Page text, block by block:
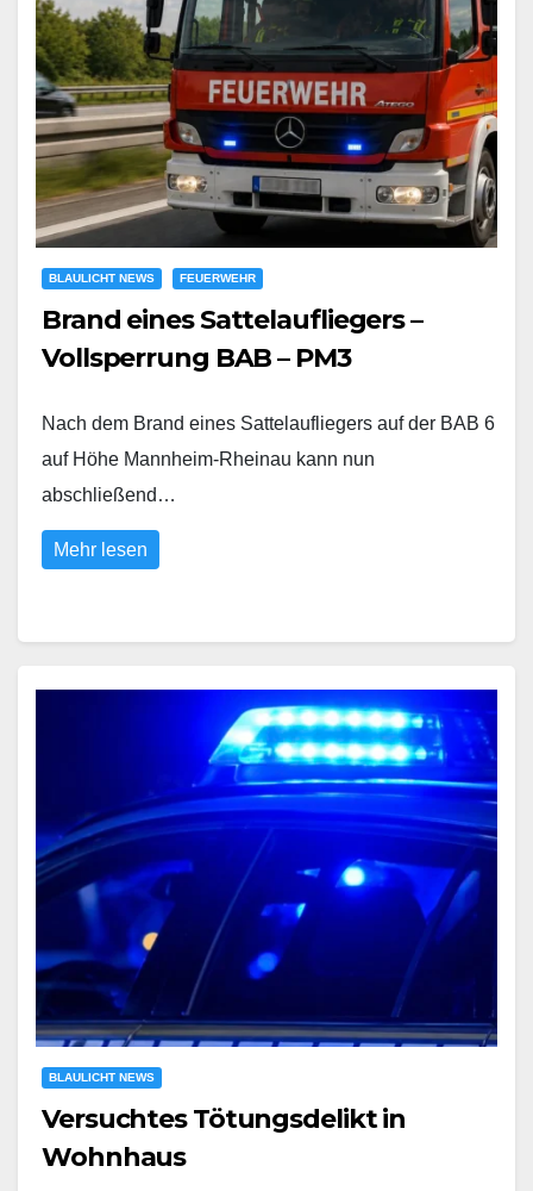
BLAULICHT NEWS FEUERWEHR
Brand eines Sattelaufliegers –
Vollsperrung BAB – PM3
Nach dem Brand eines Sattelaufliegers auf der BAB 6
auf Höhe Mannheim-Rheinau kann nun
abschließend…
Mehr lesen
BLAULICHT NEWS
Versuchtes Tötungsdelikt in
Wohnhaus